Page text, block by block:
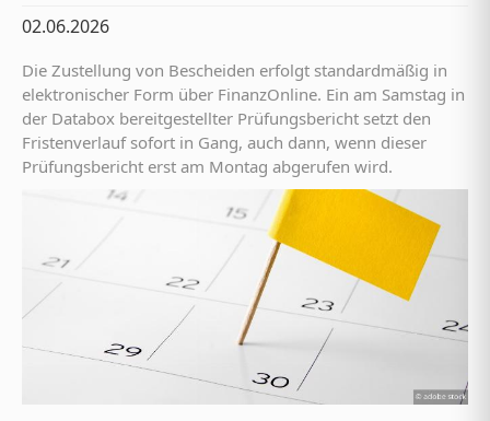
02.06.2026
Die Zustellung von Bescheiden erfolgt standardmäßig in
elektronischer Form über FinanzOnline. Ein am Samstag in
der Databox bereitgestellter Prüfungsbericht setzt den
Fristenverlauf sofort in Gang, auch dann, wenn dieser
Prüfungsbericht erst am Montag abgerufen wird.